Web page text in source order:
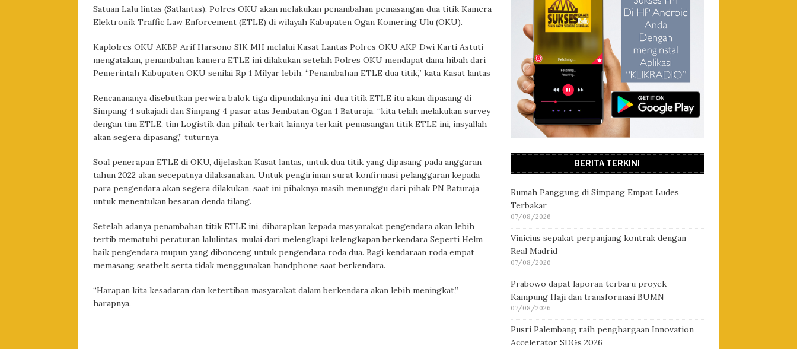
Satuan Lalu lintas (Satlantas), Polres OKU akan melakukan penambahan pemasangan dua titik Kamera
Elektronik Traffic Law Enforcement (ETLE) di wilayah Kabupaten Ogan Komering Ulu (OKU).
Kaplolres OKU AKBP Arif Harsono SIK MH melalui Kasat Lantas Polres OKU AKP Dwi Karti Astuti
mengatakan, penambahan kamera ETLE ini dilakukan setelah Polres OKU mendapat dana hibah dari
Pemerintah Kabupaten OKU senilai Rp 1 Milyar lebih. “Penambahan ETLE dua titik,” kata Kasat lantas
Rencanananya disebutkan perwira balok tiga dipundaknya ini, dua titik ETLE itu akan dipasang di
Simpang 4 sukajadi dan Simpang 4 pasar atas Jembatan Ogan 1 Baturaja. “kita telah melakukan survey
dengan tim ETLE, tim Logistik dan pihak terkait lainnya terkait pemasangan titik ETLE ini, insyallah
akan segera dipasang,” tuturnya.
Soal penerapan ETLE di OKU, dijelaskan Kasat lantas, untuk dua titik yang dipasang pada anggaran
tahun 2022 akan secepatnya dilaksanakan. Untuk pengiriman surat konfirmasi pelanggaran kepada
para pengendara akan segera dilakukan, saat ini pihaknya masih menunggu dari pihak PN Baturaja
untuk menentukan besaran denda tilang.
Setelah adanya penambahan titik ETLE ini, diharapkan kepada masyarakat pengendara akan lebih
tertib mematuhi peraturan lalulintas, mulai dari melengkapi kelengkapan berkendara Seperti Helm
baik pengendara mupun yang dibonceng untuk pengendara roda dua. Bagi kendaraan roda empat
memasang seatbelt serta tidak menggunakan handphone saat berkendara.
“Harapan kita kesadaran dan ketertiban masyarakat dalam berkendara akan lebih meningkat,”
harapnya.
BERITA TERKINI
Rumah Panggung di Simpang Empat Ludes
Terbakar
07/08/2026
Vinicius sepakat perpanjang kontrak dengan
Real Madrid
07/08/2026
Prabowo dapat laporan terbaru proyek
Kampung Haji dan transformasi BUMN
07/08/2026
Pusri Palembang raih penghargaan Innovation
Accelerator SDGs 2026